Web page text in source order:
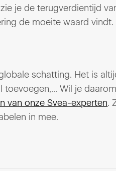
je de terugverdientijd
de moeite waard vindt.
schatting. Het is
Wil je
van onze Svea-experten.
in mee.